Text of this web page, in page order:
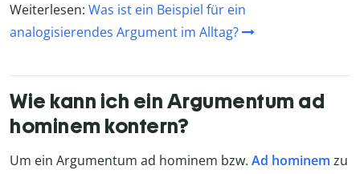
Weiterlesen: Was ist ein Beispiel für ein
analogisierendes Argument im Alltag?
Wie kann ich ein Argumentum ad
hominem kontern?
Um ein Argumentum ad hominem bzw. Ad hominem zu